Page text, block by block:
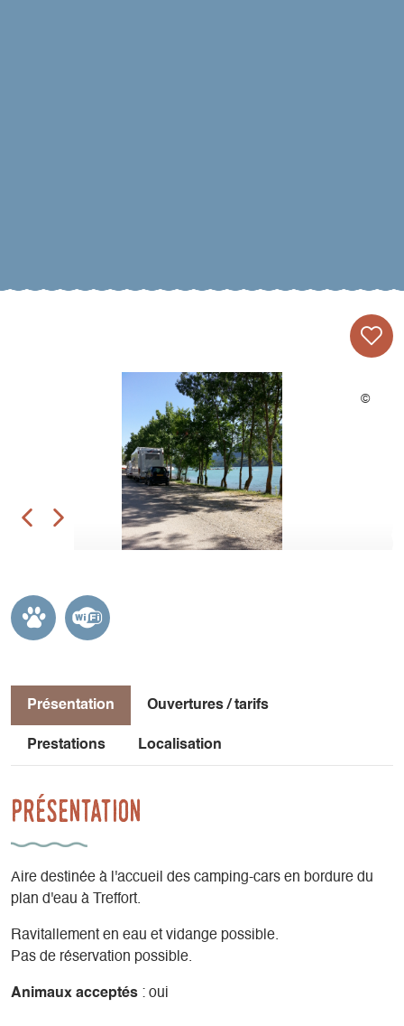
Présentation Ouvertures / tarifs
Prestations Localisation
Présentation
Aire destinée à l'accueil des camping-cars en bordure du
plan d'eau à Treffort.
Ravitallement en eau et vidange possible.
Pas de réservation possible.
Animaux acceptés : oui